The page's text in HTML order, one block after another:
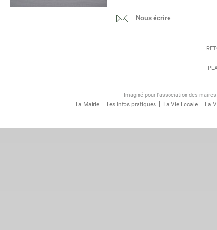
Nous écrire
Imaginé pour l'association des
La Mairie Les Infos pratiques La Vie Locale La